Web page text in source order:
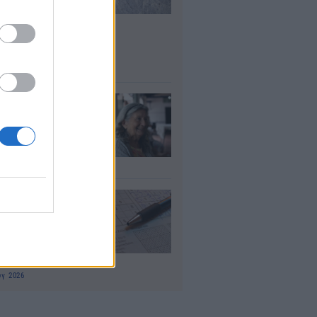
του
ζητούν
ποσό τέλος
για 27
2026